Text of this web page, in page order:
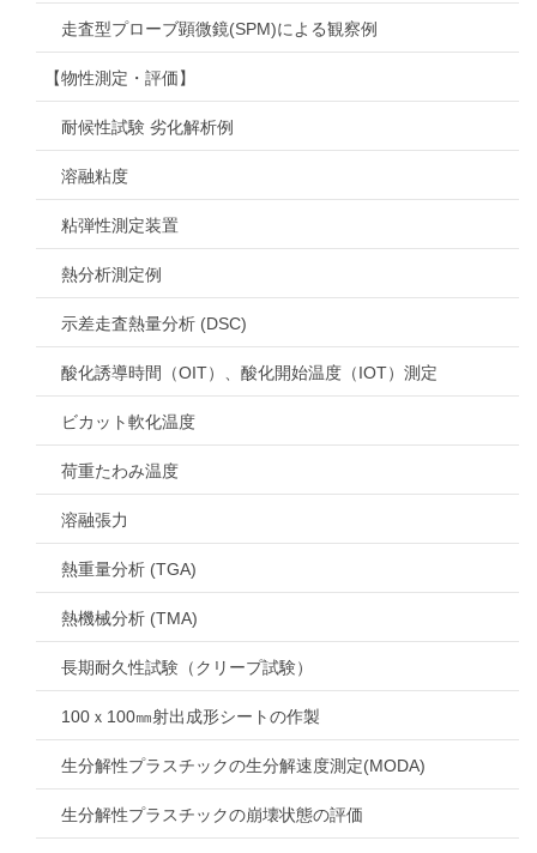
走査型プローブ顕微鏡(SPM)による観察例
【物性測定・評価】
耐候性試験 劣化解析例
溶融粘度
粘弾性測定装置
熱分析測定例
示差走査熱量分析 (DSC)
酸化誘導時間（OIT）、酸化開始温度（IOT）測定
ビカット軟化温度
荷重たわみ温度
溶融張力
熱重量分析 (TGA)
熱機械分析 (TMA)
長期耐久性試験（クリープ試験）
100ｘ100㎜射出成形シートの作製
生分解性プラスチックの生分解速度測定(MODA)
生分解性プラスチックの崩壊状態の評価